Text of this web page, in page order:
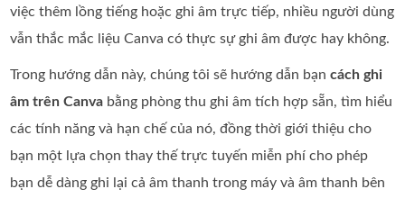
việc thêm lồng tiếng hoặc ghi âm trực tiếp, nhiều người dùng
vẫn thắc mắc liệu Canva có thực sự ghi âm được hay không.
Trong hướng dẫn này, chúng tôi sẽ hướng dẫn bạncách ghi
âm trên Canva bằng phòng thu ghi âm tích hợp sẵn, tìm hiểu
các tính năng và hạn chế của nó, đồng thời giới thiệu cho
bạn một lựa chọn thay thế trực tuyến miễn phí cho phép
bạn dễ dàng ghi lại cả âm thanh trong máy và âm thanh bên